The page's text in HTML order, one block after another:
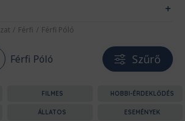
/ Férfi / Férfi Póló
Férfi Póló Szűrő
FILMES HOBBI-ÉRDEKLŐDÉS
ÁLLATOS ESEMÉNYEK